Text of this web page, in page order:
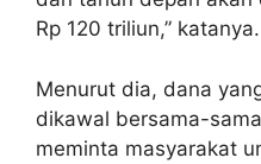
Rp 120 triliun,” katanya.
Menurut dia, dana
dikawal bersama-
meminta masyarakat